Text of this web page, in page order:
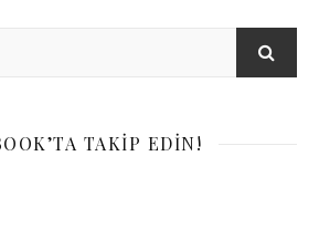
TAKIP EDIN!